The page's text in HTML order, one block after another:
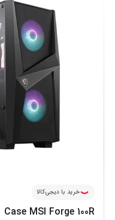
خرید با دیجی‌کالا
Case MSI Forge 100R